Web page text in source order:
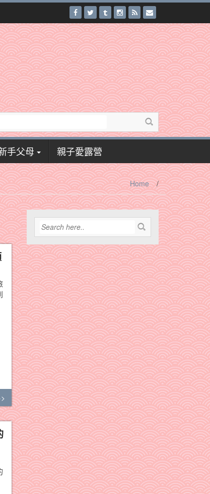
手父母 親子愛露營
Home /